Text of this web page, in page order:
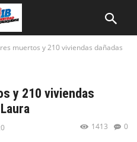
muertos y 210 viviendas dañadas
y 210 viviendas
0
1413